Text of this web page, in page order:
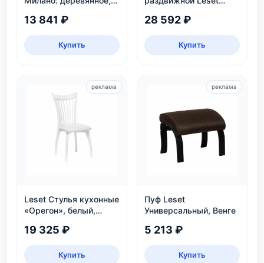
95
13 841 ₽
Купить
безопасный, ЛДСП,
28 592 ₽
Купить
Leset Стулья кухонные
«Орегон», белый,
19 325 ₽
Купить
реклама
Пуф Leset
Универсальный, Венге
5 213 ₽
Купить
реклама